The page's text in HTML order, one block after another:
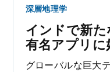
深層地理学
インドで新た
有名アプリに
グローバルな巨大